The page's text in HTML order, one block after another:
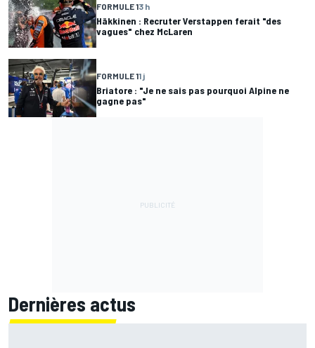
FORMULE 13 h
Häkkinen : Recruter Verstappen ferait "des
vagues" chez McLaren
FORMULE 11 j
Briatore : "Je ne sais pas pourquoi Alpine ne
gagne pas"
Dernières actus